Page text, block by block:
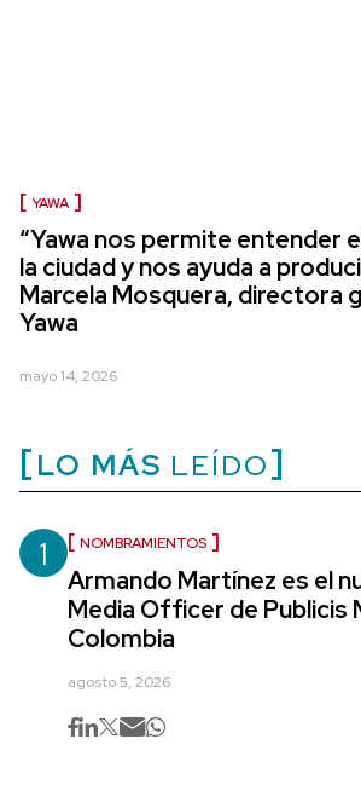
YAWA
“Yawa nos permite entender
la ciudad y nos ayuda a
Marcela Mosquera, directora
Yawa
mayo 14, 2026
LO MÁS LEÍDO
1 NOMBRAMIENTOS
Armando Martínez es el
Media Officer de Publicis
Colombia
agosto 5, 2026